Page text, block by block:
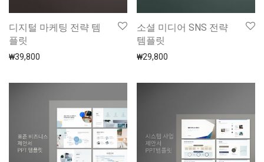
디지털 마케팅 전략 템
플릿
₩39,800
소셜 미디어 SNS 전략
템플릿
₩29,800